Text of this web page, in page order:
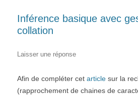
Inférence basique avec
collation
Laisser une réponse
Afin de compléter cet article sur la
(rapprochement de chaines de